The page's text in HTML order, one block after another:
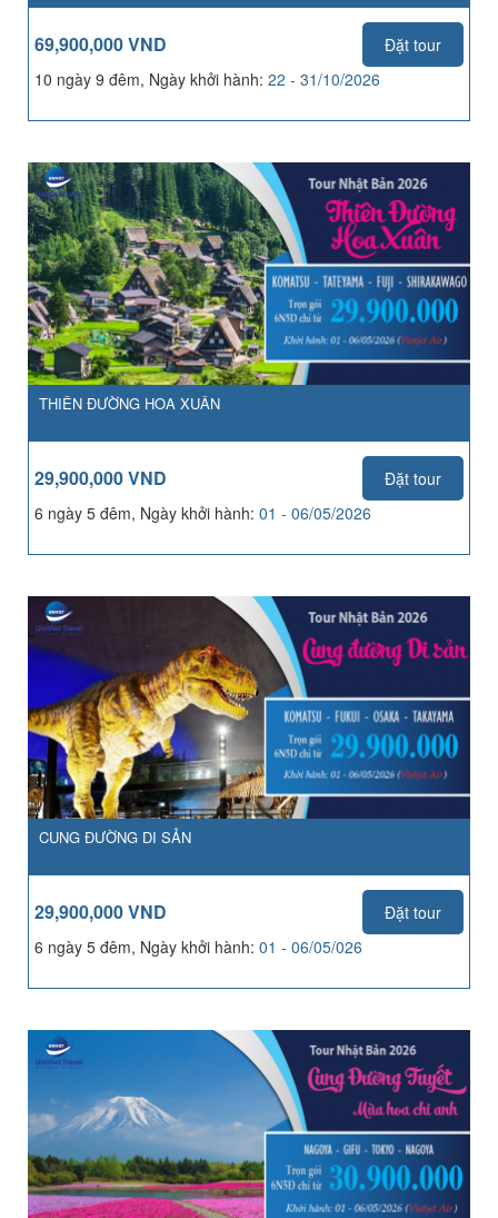
69,900,000 VND
Đặt tour
10 ngày 9 đêm, Ngày khởi hành: 22 - 31/10/2026
THIÊN ĐƯỜNG HOA XUÂN
29,900,000 VND
Đặt tour
6 ngày 5 đêm, Ngày khởi hành: 01 - 06/05/2026
CUNG ĐƯỜNG DI SẢN
29,900,000 VND
Đặt tour
6 ngày 5 đêm, Ngày khởi hành: 01 - 06/05/026